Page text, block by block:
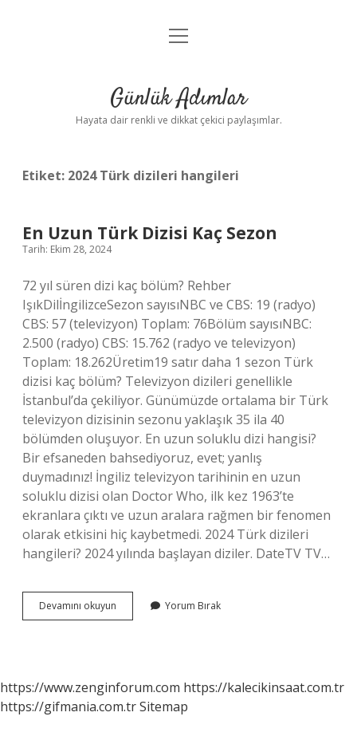
Anasayfa
Yasal Uyarı
menüyü
Günlük Adımlar
Hayata dair renkli ve dikkat çekici paylaşımlar.
Etiket: 2024 Türk dizileri hangileri
En Uzun Türk Dizisi Kaç Sezon
Tarih: Ekim 28, 2024
72 yıl süren dizi kaç bölüm? Rehber
IşıkDilİngilizceSezon sayısıNBC ve CBS: 19 (radyo)
CBS: 57 (televizyon) Toplam: 76Bölüm sayısıNBC:
2.500 (radyo) CBS: 15.762 (radyo ve televizyon)
Toplam: 18.262Üretim19 satır daha 1 sezon Türk
dizisi kaç bölüm? Televizyon dizileri genellikle
İstanbul’da çekiliyor. Günümüzde ortalama bir Türk
televizyon dizisinin sezonu yaklaşık 35 ila 40
bölümden oluşuyor. En uzun soluklu dizi hangisi?
Bir efsaneden bahsediyoruz, evet; yanlış
duymadınız! İngiliz televizyon tarihinin en uzun
soluklu dizisi olan Doctor Who, ilk kez 1963’te
ekranlara çıktı ve uzun aralara rağmen bir fenomen
olarak etkisini hiç kaybetmedi. 2024 Türk dizileri
hangileri? 2024 yılında başlayan diziler. DateTV TV…
Devamını okuyun
Uzun
Yorum Bırak
https://www.zenginforum.com https://kalecikinsaat.com.tr
https://gifmania.com.trSitemap